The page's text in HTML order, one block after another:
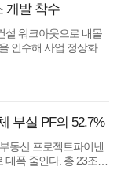
개발 착수
설 워크아웃으로 내몰
인수해 사업 정상화에
. 이 사업은 서울 성동구 성수..
부실 PF의 52.7%
동산 프로젝트파이낸
대폭 줄인다. 총 23조
중 52.7%인 12조